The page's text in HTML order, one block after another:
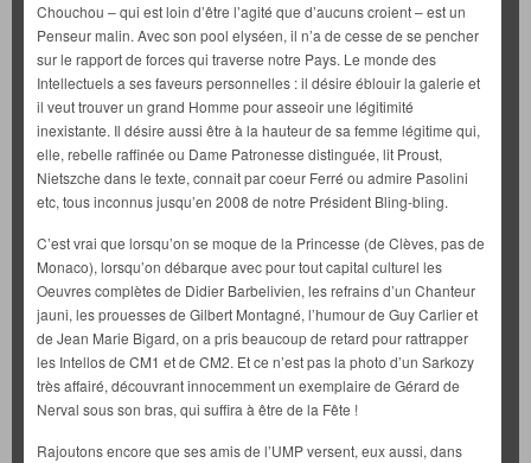
Chouchou – qui est loin d’être l’agité que d’aucuns croient – est un
Penseur malin. Avec son pool elyséen, il n’a de cesse de se pencher
sur le rapport de forces qui traverse notre Pays. Le monde des
Intellectuels a ses faveurs personnelles : il désire éblouir la galerie et
il veut trouver un grand Homme pour asseoir une légitimité
inexistante. Il désire aussi être à la hauteur de sa femme légitime qui,
elle, rebelle raffinée ou Dame Patronesse distinguée, lit Proust,
Nietszche dans le texte, connait par coeur Ferré ou admire Pasolini
etc, tous inconnus jusqu’en 2008 de notre Président Bling-bling.
C’est vrai que lorsqu’on se moque de la Princesse (de Clèves, pas de
Monaco), lorsqu’on débarque avec pour tout capital culturel les
Oeuvres complètes de Didier Barbelivien, les refrains d’un Chanteur
jauni, les prouesses de Gilbert Montagné, l’humour de Guy Carlier et
de Jean Marie Bigard, on a pris beaucoup de retard pour rattrapper
les Intellos de CM1 et de CM2. Et ce n’est pas la photo d’un Sarkozy
très affairé, découvrant innocemment un exemplaire de Gérard de
Nerval sous son bras, qui suffira à être de la Fête !
Rajoutons encore que ses amis de l’UMP versent, eux aussi, dans